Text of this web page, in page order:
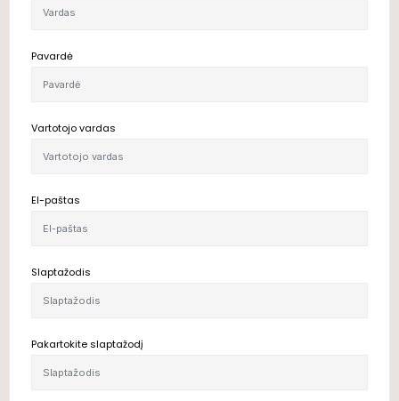
Pavardė
Vartotojo vardas
El-paštas
Slaptažodis
Pakartokite slaptažodį